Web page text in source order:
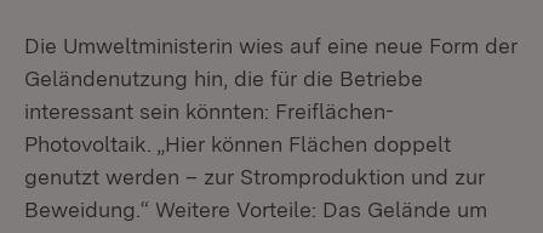
Die Umweltministerin wies auf eine neue Form der
Geländenutzung hin, die für die Betriebe
interessant sein könnten: Freiflächen-
Photovoltaik. „Hier können Flächen doppelt
genutzt werden – zur Stromproduktion und zur
Beweidung.“ Weitere Vorteile: Das Gelände um